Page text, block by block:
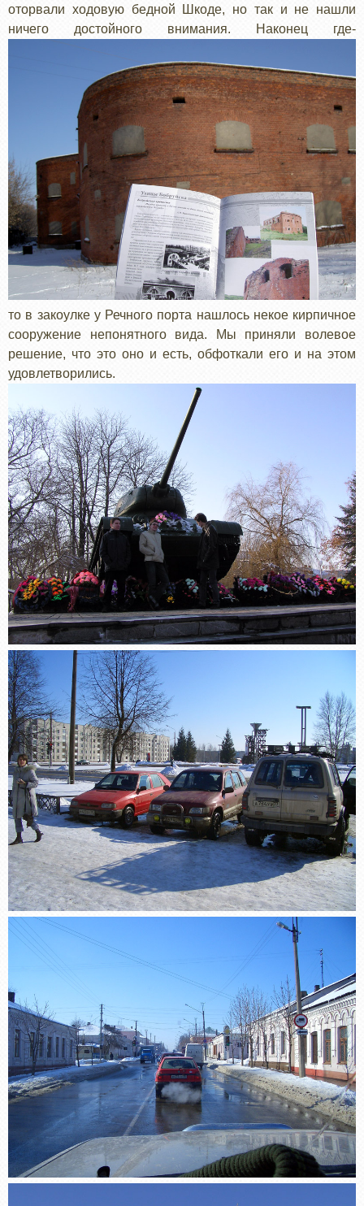
оторвали ходовую бедной Шкоде, но так и не нашли
ничего достойного внимания. Наконец где-
то в закоулке у Речного порта нашлось некое кирпичное
сооружение непонятного вида. Мы приняли волевое
решение, что это оно и есть, обфоткали его и на этом
удовлетворились.